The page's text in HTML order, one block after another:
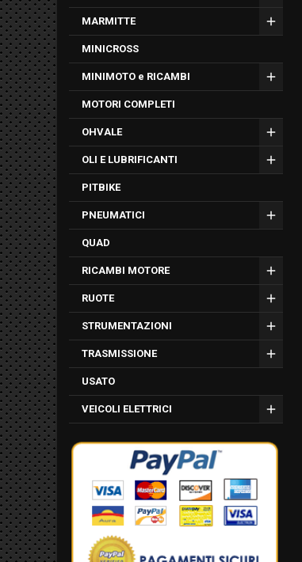
MARMITTE
MINICROSS
MINIMOTO e RICAMBI
MOTORI COMPLETI
OHVALE
OLI E LUBRIFICANTI
PITBIKE
PNEUMATICI
QUAD
RICAMBI MOTORE
RUOTE
STRUMENTAZIONI
TRASMISSIONE
USATO
VEICOLI ELETTRICI